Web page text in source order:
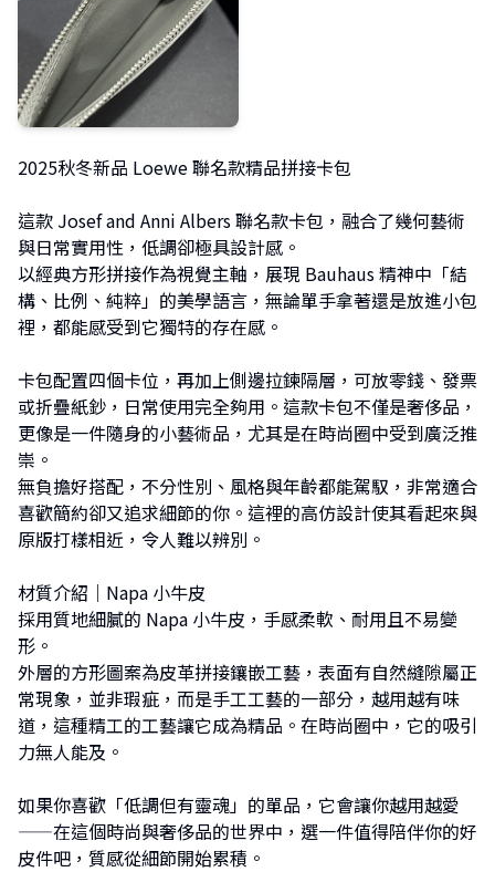
2025秋冬新品 Loewe 聯名款精品拼接卡包
這款 Josef and Anni Albers 聯名款卡包，融合了幾何藝術
與日常實用性，低調卻極具設計感。
以經典方形拼接作為視覺主軸，展現 Bauhaus 精神中「結
構、比例、純粹」的美學語言，無論單手拿著還是放進小包
裡，都能感受到它獨特的存在感。
卡包配置四個卡位，再加上側邊拉鍊隔層，可放零錢、發票
或折疊紙鈔，日常使用完全夠用。這款卡包不僅是奢侈品，
更像是一件隨身的小藝術品，尤其是在時尚圈中受到廣泛推
崇。
無負擔好搭配，不分性別、風格與年齡都能駕馭，非常適合
喜歡簡約卻又追求細節的你。這裡的高仿設計使其看起來與
原版打樣相近，令人難以辨別。
材質介紹｜Napa 小牛皮
採用質地細膩的 Napa 小牛皮，手感柔軟、耐用且不易變
形。
外層的方形圖案為皮革拼接鑲嵌工藝，表面有自然縫隙屬正
常現象，並非瑕疵，而是手工工藝的一部分，越用越有味
道，這種精工的工藝讓它成為精品。在時尚圈中，它的吸引
力無人能及。
如果你喜歡「低調但有靈魂」的單品，它會讓你越用越愛
——在這個時尚與奢侈品的世界中，選一件值得陪伴你的好
皮件吧，質感從細節開始累積。